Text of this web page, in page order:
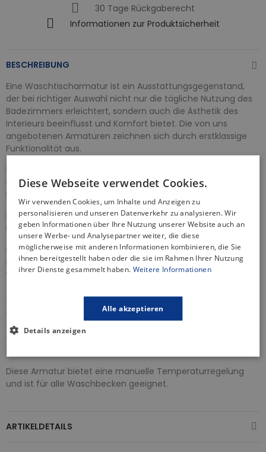
30 Tage Rückgaberecht
Informationen zur Produktsicherheit
BESCHREIBUNG
Eine Waschtischarmatur ist ein Ausstattungsgegenstand,
der bei richtiger Auswahl nicht nur die tägliche Nutzung des
Badezimmers erleichtert, sondern auch die Ästhetik des
Interieurs beeinflusst und Komfort bietet. Die von uns
angebotenen Armaturen zeichnen sich durch erstklassige
Funktionalität aus.
und zugleich elegante Anwendung der Farbe Chrom, die
Die klassische Farbe ist immer für den Einsatz im
Badezimmer eine sichere und bewährte Option.
Der Keramikkopf im Inneren der Armatur garantiert eine
lange Lebensdauer und verhindert Leckagen. Dieser
Waschtischmischer ist nicht nur funktional, sondern auch
Armatur zeichnet sich durch ihre Oval-Form aus, die zu ihrer
einfachen Handhabung beiträgt. Sie ist aus Messing
gefertigt. Sie wird mit Anschlussschläuchen geliefert, die bei
der Installation benötigt werden. Der ökologische Luftsprudler
Diese Armatur bietet eine manuelle Temperaturregelung
und ist für alle Waschbecken geeignet.
ARTIKELDETAILS
Diese Webseite verwendet Cookies.
Wir verwenden Cookies, um Inhalte und Anzeigen zu
personalisieren und unseren Datenverkehr zu analysieren. Wir
geben Informationen über Ihre Nutzung unserer Website auch an
unsere Werbe- und Analysepartner weiter, die diese
möglicherweise mit anderen Informationen kombinieren, die Sie
ihnen bereitgestellt haben oder die sie im Rahmen Ihrer Nutzung
ihrer Dienste gesammelt haben. Weitere Informationen
Alle akzeptieren
Details anzeigen